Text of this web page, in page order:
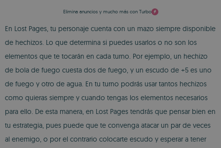
Elimina anuncios y mucho más con Turbo
En Lost Pages, tu personaje cuenta con un mazo siempre disponible
de hechizos. Lo que determina si puedes usarlos o no son los
elementos que te tocarán en cada turno. Por ejemplo, un hechizo
de bola de fuego cuesta dos de fuego, y un escudo de +5 es uno
de fuego y otro de agua. En tu turno podrás usar tantos hechizos
como quieras siempre y cuando tengas los elementos necesarios
para ello. De esta manera, en Lost Pages tendrás que pensar bien en
tu estrategia, pues puede que te convenga atacar un par de veces
al enemigo, o por el contrario colocarte escudo y esperar a tener